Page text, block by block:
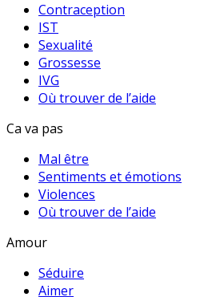
Contraception
IST
Sexualité
Grossesse
IVG
Où trouver de l’aide
Ca va pas
Mal être
Sentiments et émotions
Violences
Où trouver de l’aide
Amour
Séduire
Aimer